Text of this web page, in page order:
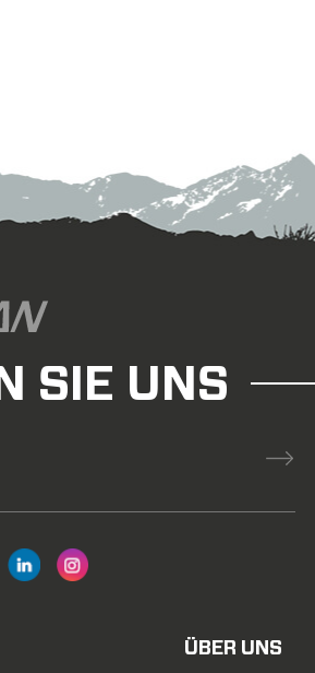
SIE UNS
ÜBER UNS